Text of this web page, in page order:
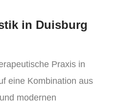
in Duisburg
Praxis in
eine Kombination aus
modernen